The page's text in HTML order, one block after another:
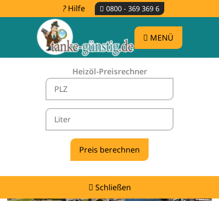
Hilfe 0800 - 369 369 6
MENÜ
Heizöl-Preisrechner
Schließen
Heizölpreise Verden (Aller) -
vergleichen & günstig tanken